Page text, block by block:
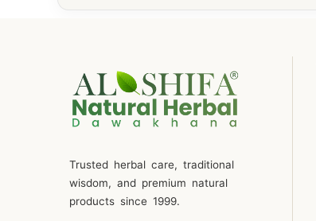
Trusted herbal care, traditional
wisdom, and premium natural
products since 1999.